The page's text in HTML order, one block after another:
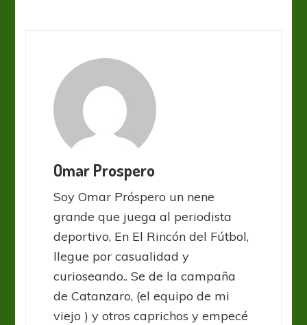
Omar Prospero
Soy Omar Próspero un nene
grande que juega al periodista
deportivo, En El Rincón del Fútbol,
llegue por casualidad y
curioseando.. Se de la campaña
de Catanzaro, (el equipo de mi
viejo ) y otros caprichos y empecé